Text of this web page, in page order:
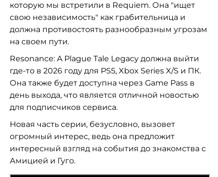
которую мы встретили в Requiem. Она "ищет
свою независимость" как грабительница и
должна противостоять разнообразным угрозам
на своем пути.
Resonance: A Plague Tale Legacy должна выйти
где-то в 2026 году для PS5, Xbox Series X/S и ПК.
Она также будет доступна через Game Pass в
день выхода, что является отличной новостью
для подписчиков сервиса.
Новая часть серии, безусловно, вызовет
огромный интерес, ведь она предложит
интересный взгляд на события до знакомства с
Амицией и Гуго.